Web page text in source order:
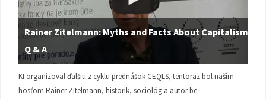
Rainer Zitelmann: Myths and Facts About Capitalism |
Q & A
KI organizoval ďalšiu z cyklu prednášok CEQLS, tentoraz bol naším
hosťom Rainer Zitelmann, historik, sociológ a autor be…